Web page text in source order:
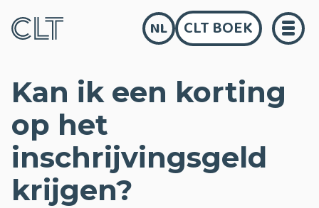
NL CLT BOEK
Kan ik een korting
op het
inschrijvingsgeld
krijgen?